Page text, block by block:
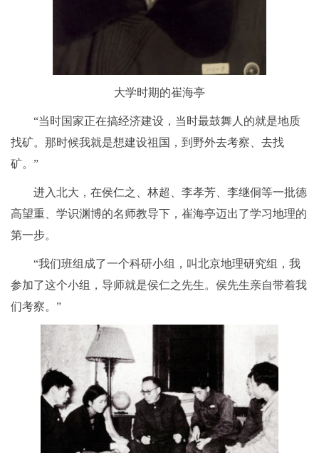
大学时期的崔海亭
“当时国家正在搞经济建设，当时最鼓舞人的就是地质
找矿。那时候我就是想建设祖国，到野外去考察、去找
矿。”
进入北大，在侯仁之、林超、李孝芳、李继侗等一批德
高望重、学识渊博的名师教导下，崔海亭迈出了学习地理的
第一步。
“我们班组成了一个科研小组，叫北京地理研究组，我
参加了这个小组，导师就是侯仁之先生。侯先生亲自带着我
们考察。”